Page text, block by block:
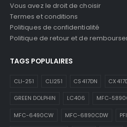
Vous avez le droit de choisir
Termes et conditions
Politiques de confidentialité
Politique de retour et de
TAGS POPULAIRES
CLI-251 CLI251 CS417DN
GREEN DOLPHIN LC406 MFC-
MFC-6490CW MFC-6890CDW